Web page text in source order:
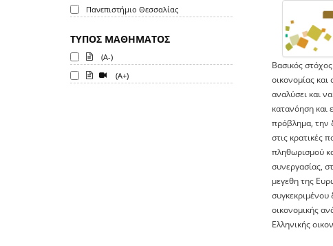
Πανεπιστήμιο Θεσσαλίας
ΤΥΠΟΣ ΜΑΘΗΜΑΤΟΣ
(A-)
(A+)
Βασικός
οικονομίας και
αναλύσει και
κατανόηση και
πρόβλημα, την
στις κρατικές
πληθωρισμού
συνεργασίας,
μεγεθη της
συγκεκριμένου
οικονομικής
Ελληνικής